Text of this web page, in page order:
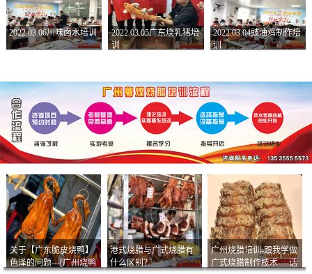
2022.03.06川味卤水培训
2022.03.05广东烧乳猪培
训
2022.03.04豉油鸡制作培
训
关于【广东脆皮烧鸭】
色泽的问题---[广州烧鸭
港式烧腊与广式烧腊有
什么区别？
广州烧腊培训-跟我学做
广式烧腊制作技术----话